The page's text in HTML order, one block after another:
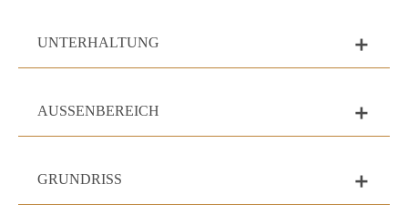
UNTERHALTUNG add
AUSSENBEREICH add
GRUNDRISS add